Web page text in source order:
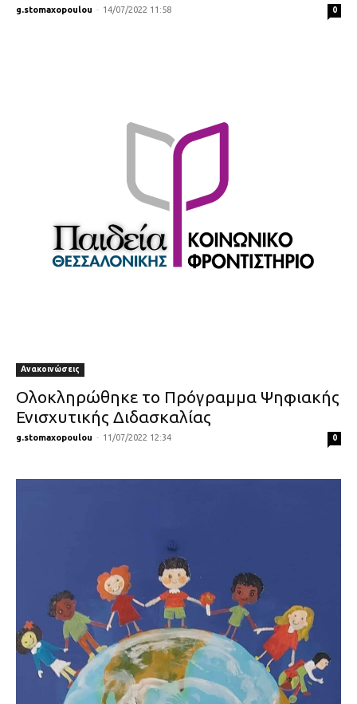
g.stomaxopoulou - 14/07/2022 11:58 0
Ανακοινώσεις
Ολοκληρώθηκε το Πρόγραμμα Ψηφιακής
Ενισχυτικής Διδασκαλίας
g.stomaxopoulou - 11/07/2022 12:34 0